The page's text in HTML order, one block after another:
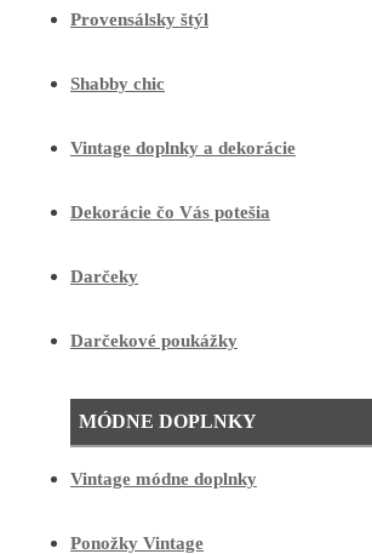
Provensálsky štýl
Shabby chic
Vintage doplnky a dekorácie
Dekorácie čo Vás potešia
Darčeky
Darčekové poukážky
MÓDNE DOPLNKY
Vintage módne doplnky
Ponožky Vintage